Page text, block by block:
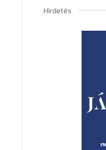
Hirdetés